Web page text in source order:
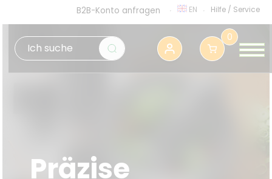
B2B-Konto anfragen EN Hilfe / Service
0
Präzise